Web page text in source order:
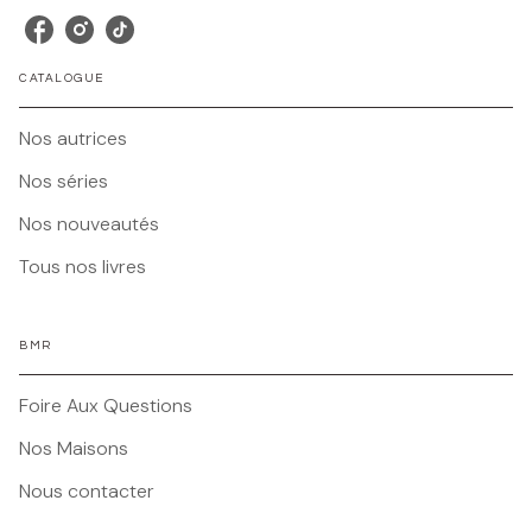
CATALOGUE
Nos autrices
Nos séries
Nos nouveautés
Tous nos livres
BMR
Foire Aux Questions
Nos Maisons
Nous contacter